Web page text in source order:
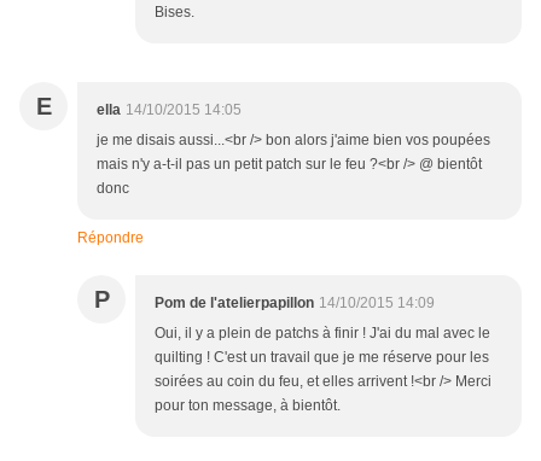
Bises.
E ella 14/10/2015 14:05
je me disais aussi...<br /> bon alors j'aime bien vos poupées
mais n'y a-t-il pas un petit patch sur le feu ?<br /> @ bientôt
donc
Répondre
P Pom de l'atelierpapillon 14/10/2015 14:09
Oui, il y a plein de patchs à finir ! J'ai du mal avec le
quilting ! C'est un travail que je me réserve pour les
soirées au coin du feu, et elles arrivent !<br /> Merci
pour ton message, à bientôt.